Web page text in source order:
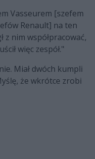
Vasseurem [szefem
Renault] na ten
z nim współpracować,
więc zespół."
Miał dwóch kumpli
że wkrótce zrobi